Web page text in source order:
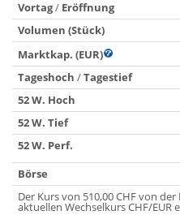
Vortag/ Eröffnung
Volumen (Stück)
Marktkap. (EUR)
Tageshoch /Tagestief
52 W. Hoch
52 W. Tief
52 W. Perf.
Börse
Der Kurs von 510,00 CHF von
aktuellen Wechselkurs CHF/EUR